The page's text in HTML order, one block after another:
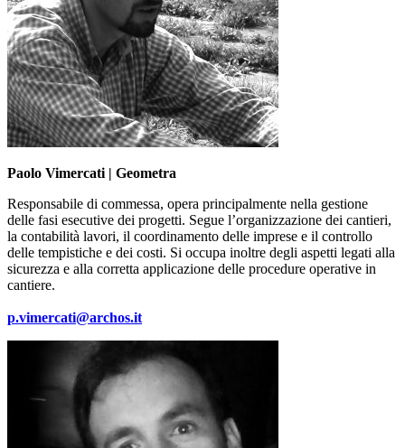
Paolo Vimercati | Geometra
Responsabile di commessa, opera principalmente nella gestione
delle fasi esecutive dei progetti. Segue l’organizzazione dei cantieri,
la contabilità lavori, il coordinamento delle imprese e il controllo
delle tempistiche e dei costi. Si occupa inoltre degli aspetti legati alla
sicurezza e alla corretta applicazione delle procedure operative in
cantiere.
p.vimercati@archos.it